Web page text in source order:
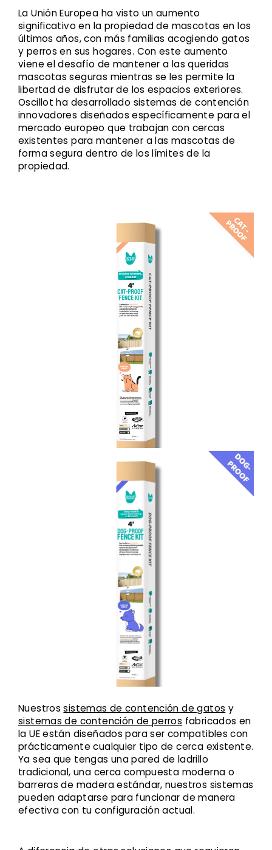
La Unión Europea ha visto un aumento
significativo en la propiedad de mascotas en los
últimos años, con más familias acogiendo gatos
y perros en sus hogares. Con este aumento
viene el desafío de mantener a las queridas
mascotas seguras mientras se les permite la
libertad de disfrutar de los espacios exteriores.
Oscillot ha desarrollado sistemas de contención
innovadores diseñados específicamente para el
mercado europeo que trabajan con cercas
existentes para mantener a las mascotas de
forma segura dentro de los límites de la
propiedad.
Nuestrossistemas de contención de gatos y
sistemas de contención de perros fabricados en
la UE están diseñados para ser compatibles con
prácticamente cualquier tipo de cerca existente.
Ya sea que tengas una pared de ladrillo
tradicional, una cerca compuesta moderna o
barreras de madera estándar, nuestros sistemas
pueden adaptarse para funcionar de manera
efectiva con tu configuración actual.